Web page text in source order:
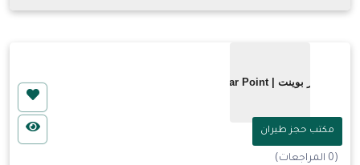
مكتب حجز طيران
(0 المراجعات)